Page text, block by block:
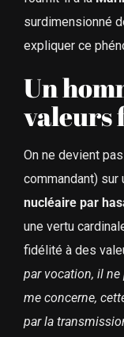
surdimensionné
expliquer ce
Un
valeurs
On ne devient
commandant) sur
nucléaire par
une vertu
fidélité à des
par vocation, il ne
me concerne,
par la